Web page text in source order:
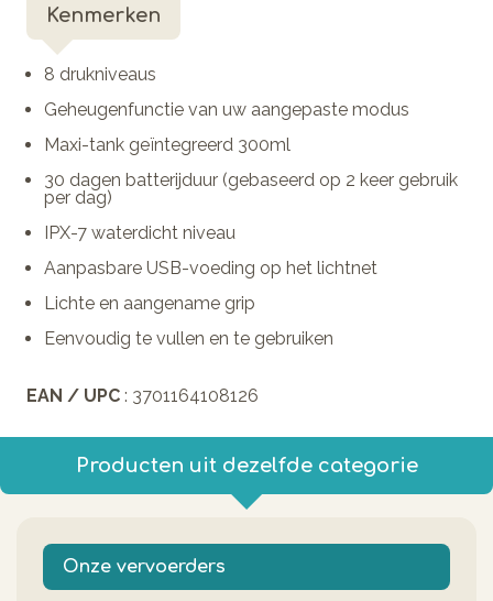
Kenmerken
8 drukniveaus
Geheugenfunctie van uw aangepaste modus
Maxi-tank geïntegreerd 300ml
30 dagen batterijduur (gebaseerd op 2 keer gebruik
per dag)
IPX-7 waterdicht niveau
Aanpasbare USB-voeding op het lichtnet
Lichte en aangename grip
Eenvoudig te vullen en te gebruiken
EAN / UPC : 3701164108126
Producten uit dezelfde categorie
Onze vervoerders